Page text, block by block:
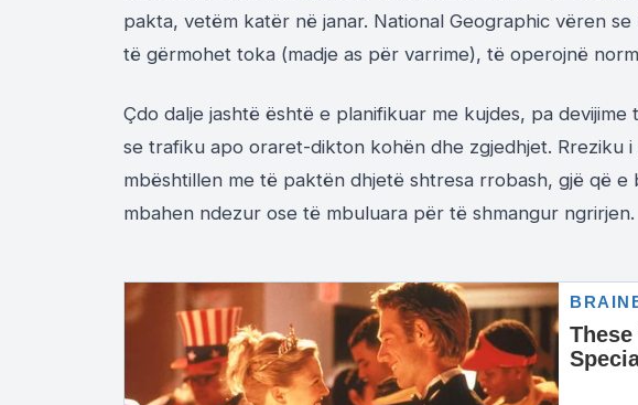
pakta, vetëm katër në janar. National Geographic vëren
të gërmohet toka (madje as për varrime), të operojnë
Çdo dalje jashtë është e planifikuar me kujdes, pa
se trafiku apo oraret-dikton kohën dhe zgjedhjet. Rreziku
mbështillen me të paktën dhjetë shtresa rrobash, gjë që
mbahen ndezur ose të mbuluara për të shmangur ngrirjen.